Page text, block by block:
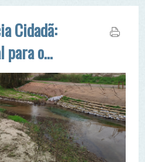
o
ribeiras de Portugal foram